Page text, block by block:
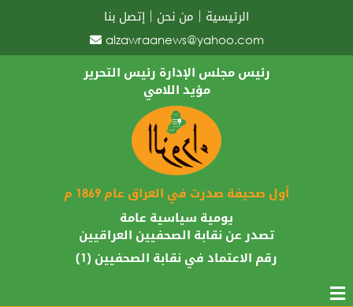
الرئيسية من نحن
إتصل بنا
alzawraanews@yahoo.com
رئيس مجلس الإدارة رئيس التحرير
مؤيد اللامي
أول صحيفة صدرت في العراق عام 1869 م
يومية سياسية عامة
تصدر عن نقابة الصحفيين العراقيين
رقم الاعتماد في نقابة الصحفيين (1)